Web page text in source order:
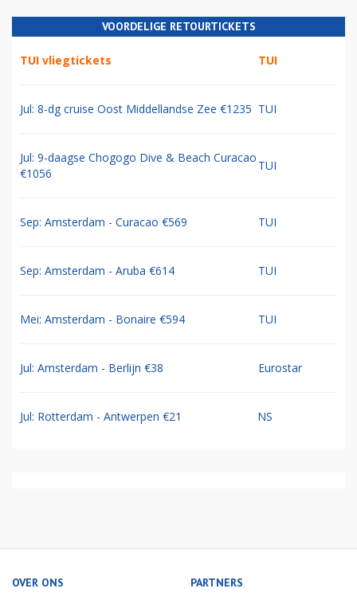
VOORDELIGE RETOURTICKETS
TUI vliegtickets TUI
Jul: 8-dg cruise Oost Middellandse Zee €1235 TUI
Jul: 9-daagse Chogogo Dive & Beach Curacao
€1056
TUI
Sep: Amsterdam - Curacao €569 TUI
Sep: Amsterdam - Aruba €614 TUI
Mei: Amsterdam - Bonaire €594 TUI
Jul: Amsterdam - Berlijn €38 Eurostar
Jul: Rotterdam - Antwerpen €21 NS
OVER ONS PARTNERS